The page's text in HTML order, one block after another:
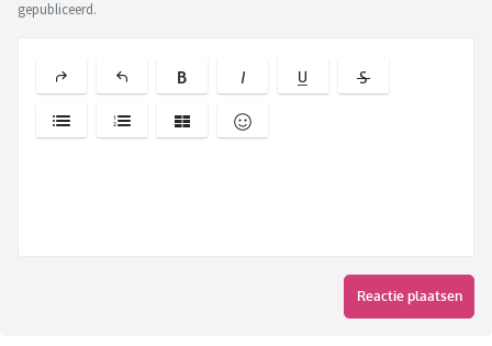
gepubliceerd.
Reactie plaatsen